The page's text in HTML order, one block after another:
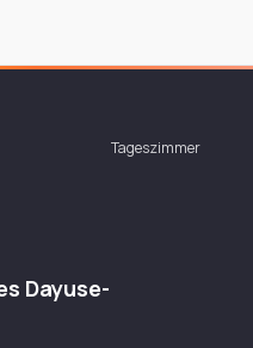
Tageszimmer
Dayuse-